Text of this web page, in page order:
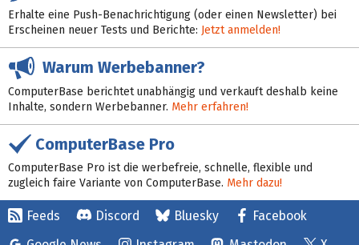
Erhalte eine Push-Benachrichtigung (oder einen Newsletter) bei
Erscheinen neuer Tests und Berichte: Jetzt anmelden!
Warum Werbebanner?
ComputerBase berichtet unabhängig und verkauft deshalb keine
Inhalte, sondern Werbebanner. Mehr erfahren!
ComputerBase Pro
ComputerBase Pro ist die werbefreie, schnelle, flexible und
zugleich faire Variante von ComputerBase. Mehr dazu!
Feeds Discord Bluesky
Facebook